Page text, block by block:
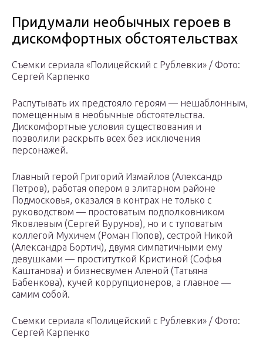
Придумали необычных героев в
дискомфортных обстоятельствах
Съемки сериала «Полицейский с Рублевки» / Фото:
Сергей Карпенко
Распутывать их предстояло героям — нешаблонным,
помещенным в необычные обстоятельства.
Дискомфортные условия существования и
позволили раскрыть всех без исключения
персонажей.
Главный герой Григорий Измайлов (Александр
Петров), работая опером в элитарном районе
Подмосковья, оказался в контрах не только с
руководством — простоватым подполковником
Яковлевым (Сергей Бурунов), но и с туповатым
коллегой Мухичем (Роман Попов), сестрой Никой
(Александра Бортич), двумя симпатичными ему
девушками — проституткой Кристиной (Софья
Каштанова) и бизнесвумен Аленой (Татьяна
Бабенкова), кучей коррупционеров, а главное —
самим собой.
Съемки сериала «Полицейский с Рублевки» / Фото:
Сергей Карпенко